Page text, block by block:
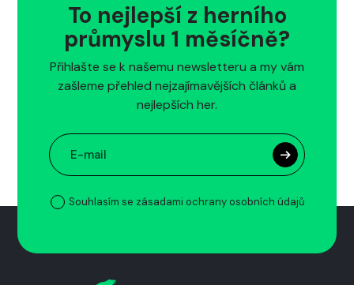
To nejlepší z herního
průmyslu 1 měsíčně?
Přihlašte se k našemu newsletteru a my vám
zašleme přehled nejzajímavějších článků a
nejlepších her.
Souhlasím se zásadami ochrany osobních údajů